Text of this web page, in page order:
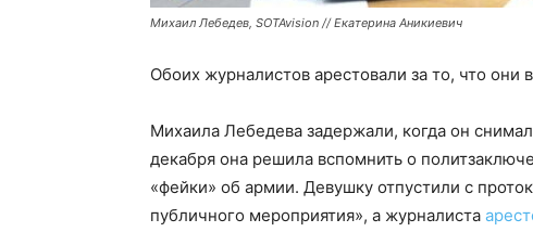
Михаил Лебедев, SOTAvision // Екатерина Аникиевич
Обоих журналистов арестовали за то, что они
Михаила Лебедева задержали, когда он
декабря она решила вспомнить о
«фейки» об армии. Девушку отпустили с
публичного мероприятия», а журналиста